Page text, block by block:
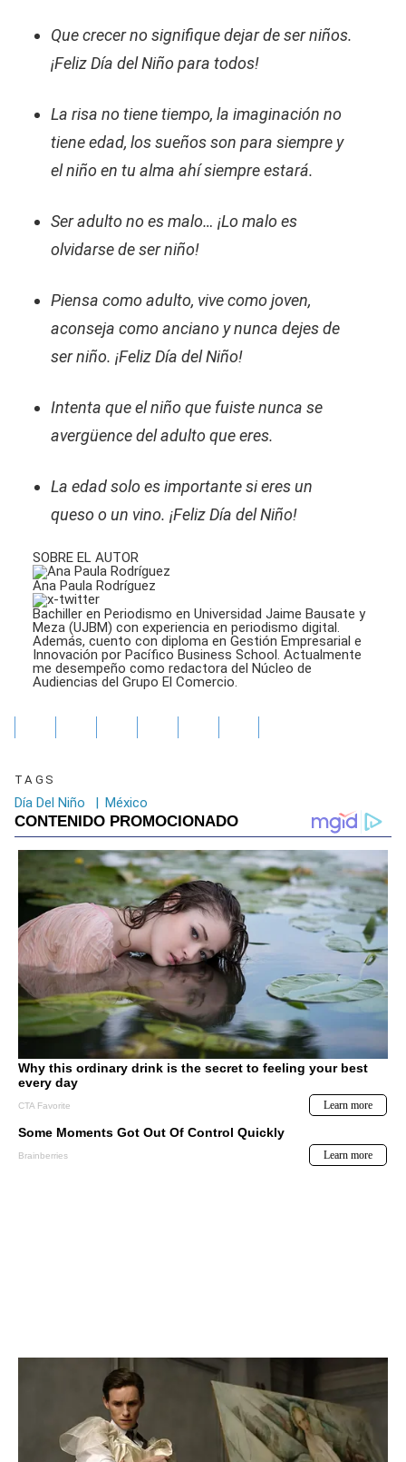
Que crecer no signifique dejar de ser niños.
¡Feliz Día del Niño para todos!
La risa no tiene tiempo, la imaginación no
tiene edad, los sueños son para siempre y
el niño en tu alma ahí siempre estará.
Ser adulto no es malo… ¡Lo malo es
olvidarse de ser niño!
Piensa como adulto, vive como joven,
aconseja como anciano y nunca dejes de
ser niño. ¡Feliz Día del Niño!
Intenta que el niño que fuiste nunca se
avergüence del adulto que eres.
La edad solo es importante si eres un
queso o un vino. ¡Feliz Día del Niño!
SOBRE EL AUTOR
Ana Paula Rodríguez
Bachiller en Periodismo en Universidad Jaime Bausate y
Meza (UJBM) con experiencia en periodismo digital.
Además, cuento con diploma en Gestión Empresarial e
Innovación por Pacífico Business School. Actualmente
me desempeño como redactora del Núcleo de
Audiencias del Grupo El Comercio.
TAGS
Día Del Niño | México